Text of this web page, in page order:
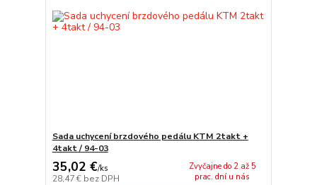
Sada uchycení brzdového pedálu KTM 2takt +
4takt / 94-03
35,02 €/ks
28,47 € bez DPH
Zvyčajne do 2 až 5
prac. dní u nás